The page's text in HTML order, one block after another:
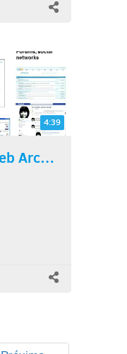
4:39
The Portuguese Web Archive